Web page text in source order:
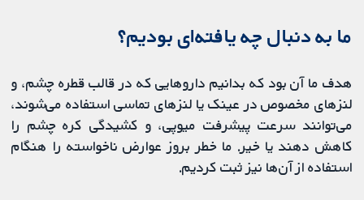
ما به دنبال چه یافته‌ای بودیم؟
هدف ما آن بود که بدانیم داروهایی که در قالب قطره چشم، و
لنزهای مخصوص در عینک یا لنزهای تماسی استفاده می‌شوند،
می‌توانند سرعت پیشرفت میوپی، و کشیدگی کره چشم را
کاهش دهند یا خیر. ما خطر بروز عوارض ناخواسته را هنگام
استفاده از آن‌ها نیز ثبت کردیم.